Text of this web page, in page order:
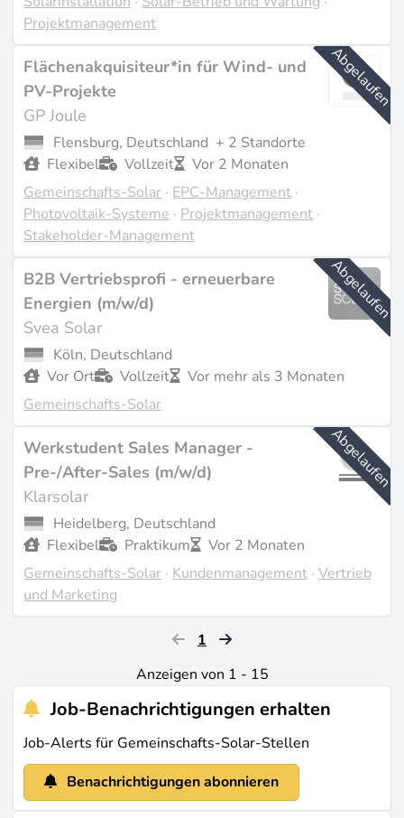
Quartiersplanung verschafft Bewerbern einen
deutlichen Vorteil.
Zuletzt aktualisiert am Apr 3, 2026 |Ein Problem
melden
Projektmanagement
Abgelaufen
Flächenakquisiteur*in für Wind- und
PV-Projekte
GP Joule
Flensburg, Deutschland + 2 Standorte
Flexibel
Vollzeit
Vor 2 Monaten
Gemeinschafts-Solar · EPC-Management ·
Photovoltaik-Systeme · Projektmanagement ·
Stakeholder-Management
Abgelaufen
B2B Vertriebsprofi - erneuerbare
Energien (m/w/d)
Svea Solar
Köln, Deutschland
Vor Ort
Vollzeit
Vor mehr als 3 Monaten
Gemeinschafts-Solar
Abgelaufen
Werkstudent Sales Manager -
Pre-/After-Sales (m/w/d)
Klarsolar
Heidelberg, Deutschland
Flexibel
Praktikum
Vor 2 Monaten
Gemeinschafts-Solar · Kundenmanagement ·Vertrieb
und Marketing
1
Anzeigen von 1 - 15
Job-Benachrichtigungen erhalten
Job-Alerts für Gemeinschafts-Solar-Stellen
Benachrichtigungen abonnieren